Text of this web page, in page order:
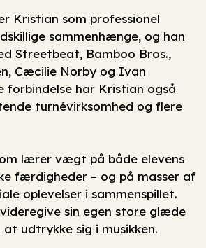
Kristian som professionel
sammenhænge, og han
Streetbeat, Bamboo Bros.,
Cæcilie Norby og Ivan
forbindelse har Kristian også
turnévirksomhed og flere
lærer vægt på både elevens
færdigheder – og på masser af
oplevelser i sammenspillet.
sin egen store glæde
udtrykke sig i musikken.